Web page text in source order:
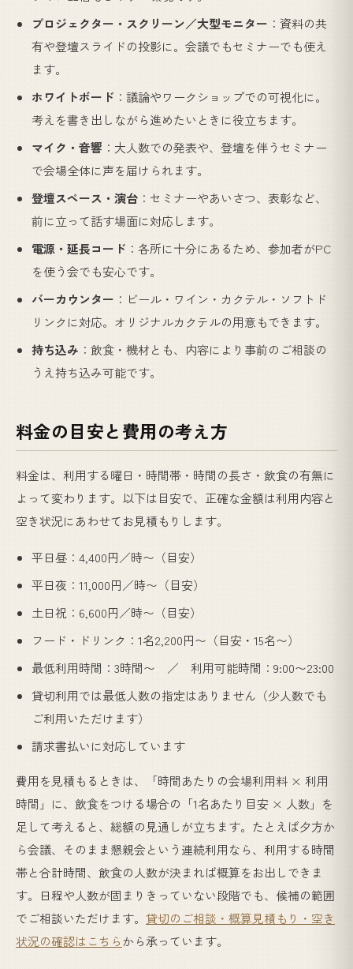
プロジェクター・スクリーン／大型モニター ：資料の共
有や登壇スライドの投影に。会議でもセミナーでも使え
ます。
ホワイトボード ：議論やワークショップでの可視化に。
考えを書き出しながら進めたいときに役立ちます。
マイク・音響 ：大人数での発表や、登壇を伴うセミナー
で会場全体に声を届けられます。
登壇スペース・演台：セミナーやあいさつ、表彰など、
前に立って話す場面に対応します。
電源・延長コード ：各所に十分にあるため、参加者がPC
を使う会でも安心です。
バーカウンター ：ビール・ワイン・カクテル・ソフトド
リンクに対応。オリジナルカクテルの用意もできます。
持ち込み ：飲食・機材とも、内容により事前のご相談の
うえ持ち込み可能です。
料金の目安と費用の考え方
料金は、利用する曜日・時間帯・時間の長さ・飲食の有無に
よって変わります。以下は目安で、正確な金額は利用内容と
空き状況にあわせてお見積もりします。
平日昼：4,400円／時〜（目安）
平日夜：11,000円／時〜（目安）
土日祝：6,600円／時〜（目安）
フード・ドリンク：1名2,200円〜（目安・15名〜）
最低利用時間：3時間〜 ／ 利用可能時間：9:00〜23:00
貸切利用では最低人数の指定はありません（少人数でも
ご利用いただけます）
請求書払いに対応しています
費用を見積もるときは、「時間あたりの会場利用料 × 利用
時間」に、飲食をつける場合の「1名あたり目安 × 人数」を
足して考えると、総額の見通しが立ちます。たとえば夕方か
ら会議、そのまま懇親会という連続利用なら、利用する時間
帯と合計時間、飲食の人数が決まれば概算をお出しできま
す。日程や人数が固まりきっていない段階でも、候補の範囲
でご相談いただけます。 貸切のご相談・概算見積もり・空き
状況の確認はこちら から承っています。